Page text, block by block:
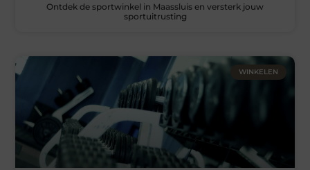
Ontdek de sportwinkel in Maassluis en versterk jouw
sportuitrusting
WINKELEN